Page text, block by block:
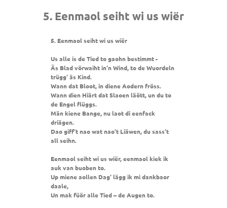
5. Eenmaol seiht wi us wiër
5. Eenmaol seiht wi us wiër
Us alle is de Tied to gaohn bestimmt -
Äs Blad vörwaiht in‘n Wind, to de Wuordeln
trügg‘ äs Kind.
Wann dat Bloot, in diene Aodern fröss.
Wann dien Hiärt dat Slaoen läött, un du to
de Engel flüggs.
Män kiene Bange, nu laot di eenfack
driägen.
Dao giff‘t nao wat nao‘t Liäwen, du sass‘t
all seihn.
Eenmaol seiht wi us wiër, eenmaol kiek ik
auk van buoben to.
Up miene aollen Dag‘ lägg ik mi dankbaor
daale,
Un mak füör alle Tied – de Augen to.